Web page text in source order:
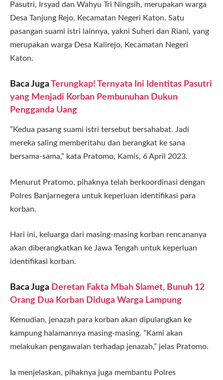
Pasutri, Irsyad dan Wahyu Tri Ningsih, merupakan warga
Desa Tanjung Rejo, Kecamatan Negeri Katon. Satu
pasangan suami istri lainnya, yakni Suheri dan Riani, yang
merupakan warga Desa Kalirejo, Kecamatan Negeri
Katon.
Baca JugaTerungkap! Ternyata Ini Identitas Pasutri
yang Menjadi Korban Pembunuhan Dukun
Pengganda Uang
”Kedua pasang suami istri tersebut bersahabat. Jadi
mereka saling memberitahu dan berangkat ke sana
bersama-sama,” kata Pratomo, Kamis, 6 April 2023.
Menurut Pratomo, pihaknya telah berkoordinasi dengan
Polres Banjarnegera untuk keperluan identifikasi para
korban.
Hari ini, keluarga dari masing-masing korban rencananya
akan diberangkatkan ke Jawa Tengah untuk keperluan
identifikasi korban.
Baca Juga Deretan Fakta Mbah Slamet, Bunuh 12
Orang Dua Korban Diduga Warga Lampung
Kemudian, jenazah para korban akan dipulangkan ke
kampung halamannya masing-masing. ”Kami akan
melakukan pengawalan terhadap jenazah,” jelas Pratomo.
Ia menjelaskan, pihaknya juga membantu Polres